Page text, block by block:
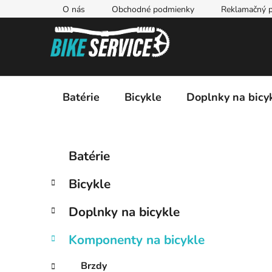
na
O nás Obchodné podmienky Reklamačný
Batérie Bicykle Doplnky na
č
ý
a
n
Preskočiť
kategórie
e
ó
i
Batérie
Bicykle
Doplnky na bicykle
Komponenty na bicykle
Brzdy